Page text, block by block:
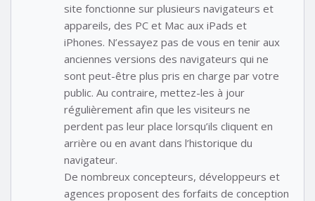
site fonctionne sur plusieurs navigateurs et
appareils, des PC et Mac aux iPads et
iPhones. N’essayez pas de vous en tenir aux
anciennes versions des navigateurs qui ne
sont peut-être plus pris en charge par votre
public. Au contraire, mettez-les à jour
régulièrement afin que les visiteurs ne
perdent pas leur place lorsqu’ils cliquent en
arrière ou en avant dans l’historique du
navigateur.
De nombreux concepteurs, développeurs et
agences proposent des forfaits de conception